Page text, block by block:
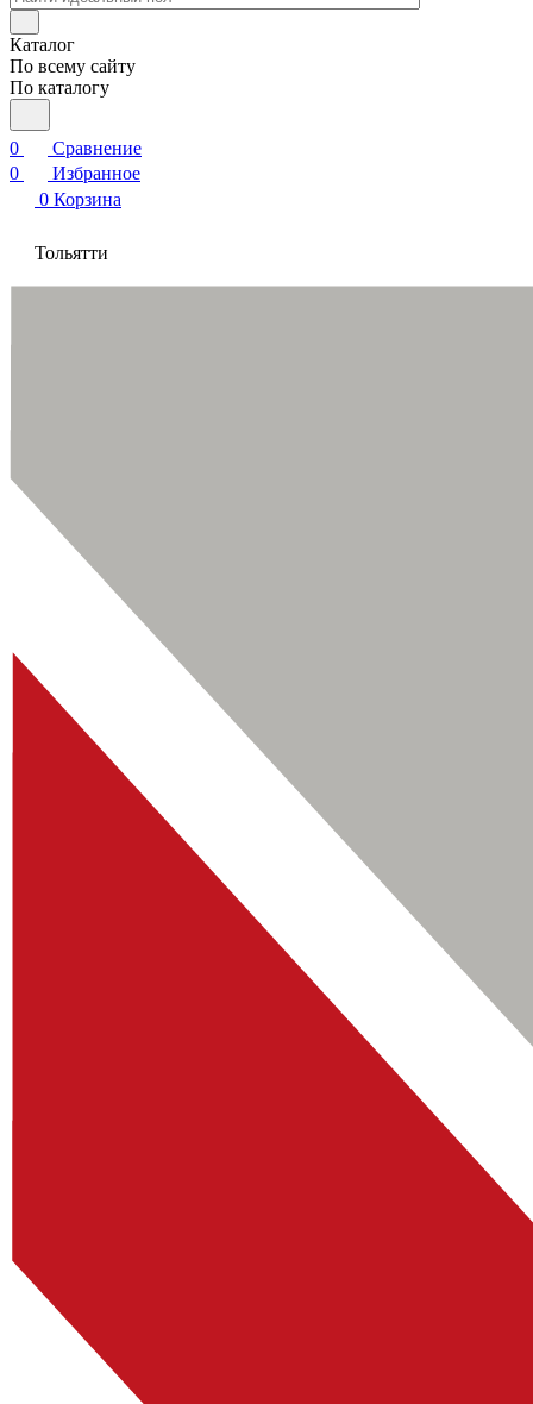
Каталог
По всему сайту
По каталогу
0
Сравнение
0
Избранное
0 Корзина
Тольятти